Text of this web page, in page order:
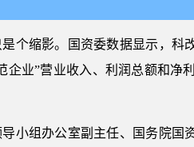
个缩影。国资委数据显示，
企业”营业收入、利润总额和净
小组办公室副主任、国务院